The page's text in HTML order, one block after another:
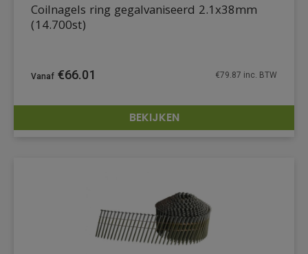
DETAILS
Coilnagels ring gegalvaniseerd 2.1x38mm
(14.700st)
€66.01 €79.87 inc. BTW
BEKIJKEN